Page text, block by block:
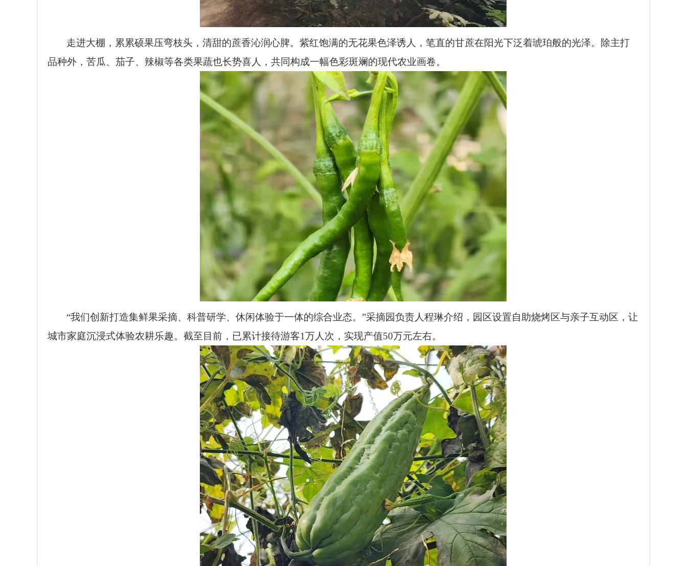
走进大棚，累累硕果压弯枝头，清甜的蔗香沁润心脾。紫红饱满的无花果色泽诱人，笔直的甘蔗在阳光下泛着琥珀般的光泽。除主打
品种外，苦瓜、茄子、辣椒等各类果蔬也长势喜人，共同构成一幅色彩斑斓的现代农业画卷。
“我们创新打造集鲜果采摘、科普研学、休闲体验于一体的综合业态。”采摘园负责人程琳介绍，园区设置自助烧烤区与亲子互动区，让
城市家庭沉浸式体验农耕乐趣。截至目前，已累计接待游客1万人次，实现产值50万元左右。